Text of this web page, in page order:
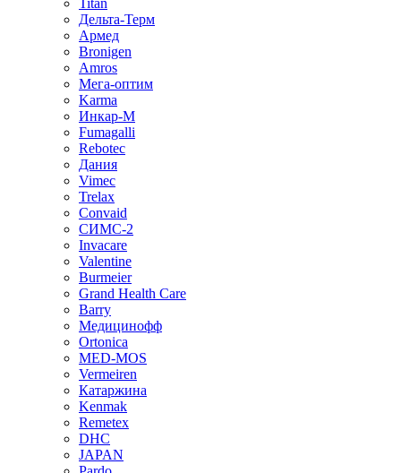
Titan
Дельта-Терм
Армед
Bronigen
Amros
Мега-оптим
Karma
Инкар-М
Fumagalli
Rebotec
Дания
Vimec
Trelax
Convaid
СИМС-2
Invacare
Valentine
Burmeier
Grand Health Care
Barry
Медицинофф
Ortonica
MED-MOS
Vermeiren
Катаржина
Kenmak
Remetex
DHC
JAPAN